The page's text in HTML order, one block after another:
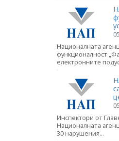
Националната
функционалност
електронните
Инспектори от
Националната
30 нарушения...